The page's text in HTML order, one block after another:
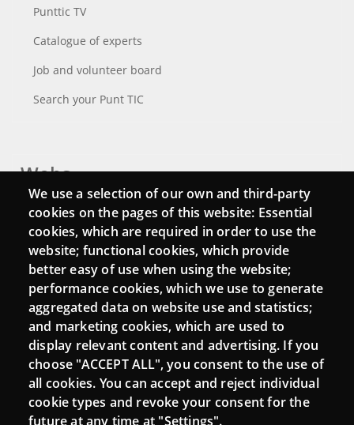
Punttic TV
Catalogue of experts
Job and volunteer board
Search your Punt TIC
Webs
Login
Mattermost Punt TIC
Moodle CampusLab
Connect
Contact
Newsletters
We use a selection of our own and third-party
cookies on the pages of this website: Essential
cookies, which are required in order to use the
website; functional cookies, which provide
better easy of use when using the website;
performance cookies, which we use to generate
aggregated data on website use and statistics;
and marketing cookies, which are used to
display relevant content and advertising. If you
choose "ACCEPT ALL", you consent to the use of
all cookies. You can accept and reject individual
cookie types and revoke your consent for the
future at any time at "Settings".